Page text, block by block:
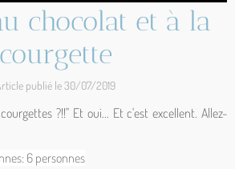
chocolat et à la
courgette
publié le 30/07/2019
?!!" Et oui... Et c'est excellent. Allez-
6 personnes